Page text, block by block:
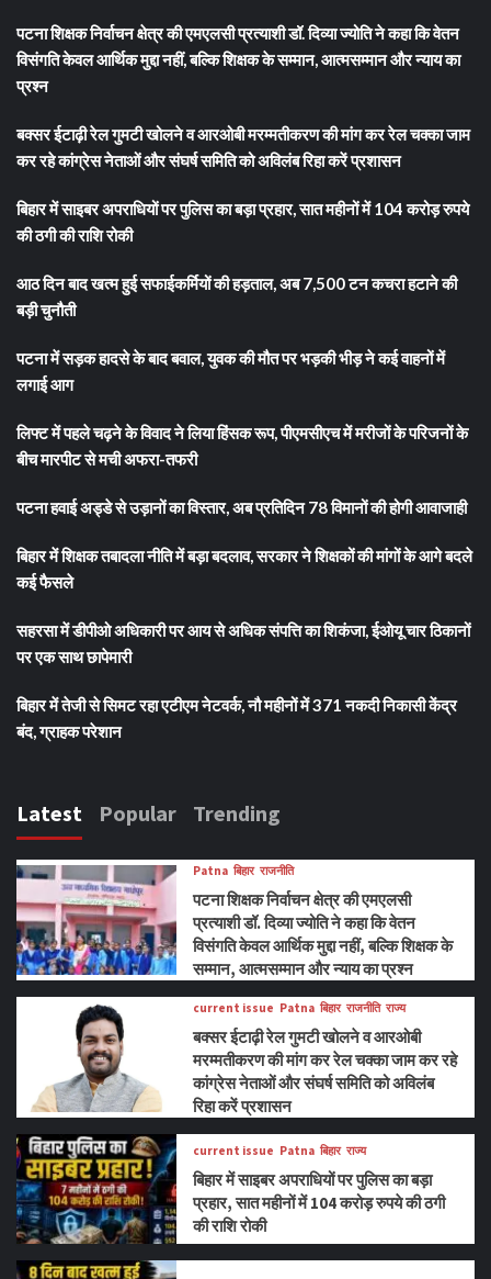
पटना शिक्षक निर्वाचन क्षेत्र की एमएलसी प्रत्याशी डॉ. दिव्या ज्योति ने कहा कि वेतन
विसंगति केवल आर्थिक मुद्दा नहीं, बल्कि शिक्षक के सम्मान, आत्मसम्मान और न्याय का
प्रश्न
बक्सर ईटाढ़ी रेल गुमटी खोलने व आरओबी मरम्मतीकरण की मांग कर रेल चक्का जाम
कर रहे कांग्रेस नेताओं और संघर्ष समिति को अविलंब रिहा करें प्रशासन
बिहार में साइबर अपराधियों पर पुलिस का बड़ा प्रहार, सात महीनों में 104 करोड़ रुपये
की ठगी की राशि रोकी
आठ दिन बाद खत्म हुई सफाईकर्मियों की हड़ताल, अब 7,500 टन कचरा हटाने की
बड़ी चुनौती
पटना में सड़क हादसे के बाद बवाल, युवक की मौत पर भड़की भीड़ ने कई वाहनों में
लगाई आग
लिफ्ट में पहले चढ़ने के विवाद ने लिया हिंसक रूप, पीएमसीएच में मरीजों के परिजनों के
बीच मारपीट से मची अफरा-तफरी
पटना हवाई अड्डे से उड़ानों का विस्तार, अब प्रतिदिन 78 विमानों की होगी आवाजाही
बिहार में शिक्षक तबादला नीति में बड़ा बदलाव, सरकार ने शिक्षकों की मांगों के आगे बदले
कई फैसले
सहरसा में डीपीओ अधिकारी पर आय से अधिक संपत्ति का शिकंजा, ईओयू चार ठिकानों
पर एक साथ छापेमारी
बिहार में तेजी से सिमट रहा एटीएम नेटवर्क, नौ महीनों में 371 नकदी निकासी केंद्र
बंद, ग्राहक परेशान
Latest Popular Trending
Patna बिहार राजनीति
पटना शिक्षक निर्वाचन क्षेत्र की एमएलसी
प्रत्याशी डॉ. दिव्या ज्योति ने कहा कि वेतन
विसंगति केवल आर्थिक मुद्दा नहीं, बल्कि शिक्षक के
सम्मान, आत्मसम्मान और न्याय का प्रश्न
current issue Patna बिहार राजनीति राज्य
बक्सर ईटाढ़ी रेल गुमटी खोलने व आरओबी
मरम्मतीकरण की मांग कर रेल चक्का जाम कर रहे
कांग्रेस नेताओं और संघर्ष समिति को अविलंब
रिहा करें प्रशासन
current issue Patna बिहार राज्य
बिहार में साइबर अपराधियों पर पुलिस का बड़ा
प्रहार, सात महीनों में 104 करोड़ रुपये की ठगी
की राशि रोकी